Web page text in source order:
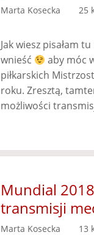
Marta Kosecka 25
Jak wiesz pisałam
wnieść
aby móc
piłkarskich
roku. Zresztą,
możliwości
Mundial
transmisji
Marta Kosecka 13